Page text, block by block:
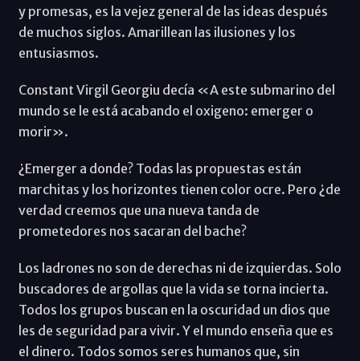
y promesas, es la vejez general de las ideas después
de muchos siglos. Amarillean las ilusiones y los
entusiasmos.
Constant Virgil Georgiu decía «A este submarino del
mundo se le está acabando el oxigeno: emerger o
morir».
¿Emerger a donde? Todas las propuestas están
marchitas y los horizontes tienen color ocre. Pero ¿de
verdad creemos que una nueva tanda de
prometedores nos sacaran del bache?
Los ladrones no son de derechas ni de izquierdas. Solo
buscadores de argollas que la vida se torna incierta.
Todos los grupos buscan en la oscuridad un dios que
les de seguridad para vivir. Y el mundo enseña que es
el dinero. Todos somos seres humanos que, sin